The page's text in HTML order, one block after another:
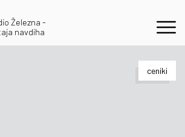
Železna -
navdiha
ceniki